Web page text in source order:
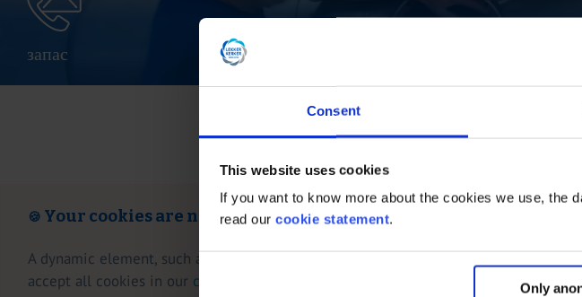
Consent
This website uses cookies
If you want to know more about the cookies we use, the
read our cookie statement.
Only
запас
🍪 Your cookies are not accepted
A dynamic element, such as a video, is normally displayed at this location.
accept all cookies in our cookie notice